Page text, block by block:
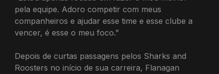
pela equipe. Adoro competir com meus
companheiros e ajudar esse time e esse clube a
vencer, é esse o meu foco.”
Depois de curtas passagens pelos Sharks and
Roosters no início de sua carreira, Flanagan